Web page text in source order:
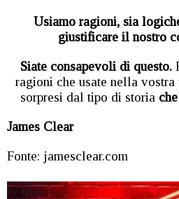
Usiamo ragioni, sia
giustificare il nostro
Siate consapevoli di questo.
ragioni che usate nella vostra
sorpresi dal tipo di storia
James Clear
Fonte: jamesclear.com